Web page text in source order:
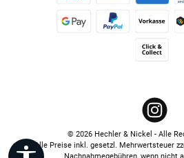
Kredit- oder Debitkarte
Vorkasse
Instagram
© 2026 Hechler & Nickel - Alle
Alle Preise inkl. gesetzl. Mehrwertsteuer
Werkzeugleiste anzeigen